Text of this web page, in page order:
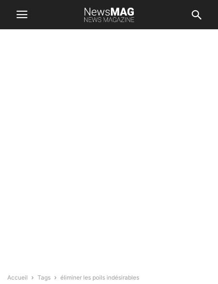
Accueil Tags éliminer les poils indésirables